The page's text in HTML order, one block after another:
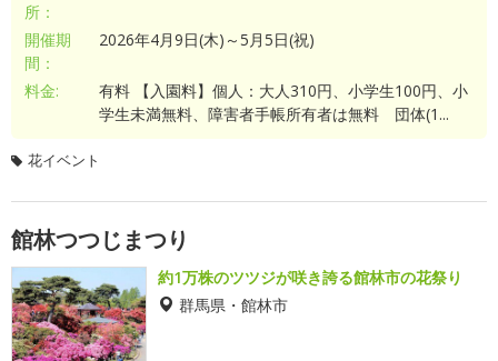
所：
開催期
間：
2026年4月9日(木)～5月5日(祝)
料金:
有料 【入園料】個人：大人310円、小学生100円、小
学生未満無料、障害者手帳所有者は無料 団体(1...
花イベント
館林つつじまつり
約1万株のツツジが咲き誇る館林市の花祭り
群馬県・館林市